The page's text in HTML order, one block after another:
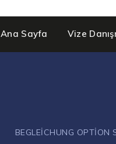
Ana Sayfa Vize
BEGLEICHUNG OPTION